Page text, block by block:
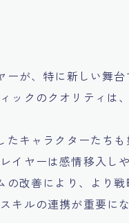
ーが、特に新しい舞
ックのクオリティは
たキャラクターたち
イヤーは感情移入し
の改善により、より
キルの連携が重要に